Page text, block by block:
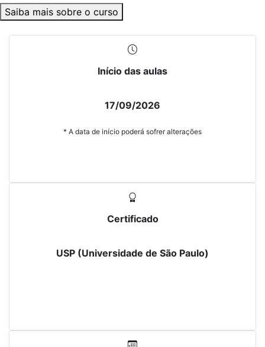
Saiba mais sobre o curso
Início das aulas
17/09/2026
* A data de início poderá sofrer alterações
Certificado
USP (Universidade de São Paulo)